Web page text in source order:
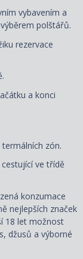
vybavením a
výběrem polštářů.
rezervace
a konci
zón.
ve třídě
konzumace
nejlepších značek
18 let možnost
džusů a výborné